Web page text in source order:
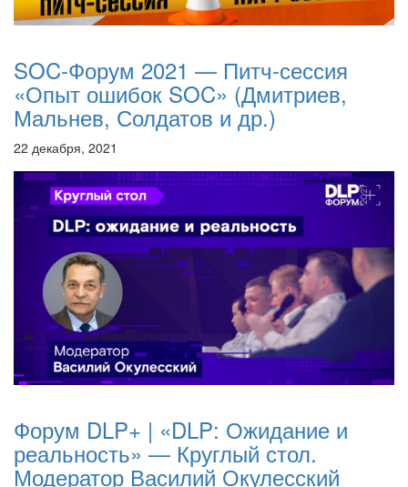
SOC-Форум 2021 — Питч-сессия
«Опыт ошибок SOC» (Дмитриев,
Мальнев, Солдатов и др.)
22 декабря, 2021
Форум DLP+ | «DLP: Ожидание и
реальность» — Круглый стол.
Модератор Василий Окулесский